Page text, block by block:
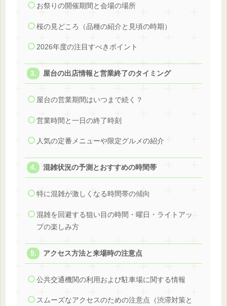
お祭りの開催期間と会場の場所
桜の見どころ（品種の紹介と見頃の時期）
2026年度の注目すべきポイント
屋台の出店情報と営業終了のタイミング
屋台の営業期間はいつまで続く？
営業時間と一日の終了時刻
人気の定番メニューや限定グルメの紹介
混雑状況の予測とおすすめの時間帯
特に混雑が激しくなる時間帯の傾向
混雑を回避する狙い目の時間・曜日・ライトアッ
プの楽しみ方
アクセス方法と来場時の注意点
公共交通機関の利用および駐車場に関する情報
スムーズなアクセスのための注意点（渋滞対策と